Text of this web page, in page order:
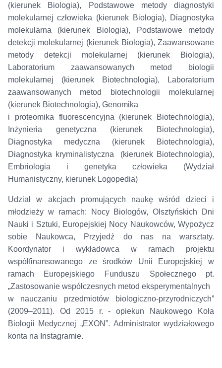
(kierunek Biologia), Podstawowe metody diagnostyki
molekularnej człowieka (kierunek Biologia), Diagnostyka
molekularna (kierunek Biologia), Podstawowe metody
detekcji molekularnej (kierunek Biologia), Zaawansowane
metody detekcji molekularnej (kierunek Biologia),
Laboratorium zaawansowanych metod biologii
molekularnej (kierunek Biotechnologia), Laboratorium
zaawansowanych metod biotechnologii molekularnej
(kierunek Biotechnologia), Genomika
i proteomika fluorescencyjna (kierunek Biotechnologia),
Inżynieria genetyczna (kierunek Biotechnologia),
Diagnostyka medyczna (kierunek Biotechnologia),
Diagnostyka kryminalistyczna (kierunek Biotechnologia),
Embriologia i genetyka człowieka (Wydział
Humanistyczny, kierunek Logopedia)
Udział w akcjach promujących naukę wśród dzieci i
młodzieży w ramach: Nocy Biologów, Olsztyńskich Dni
Nauki i Sztuki, Europejskiej Nocy Naukowców, Wypożycz
sobie Naukowca, Przyjedź do nas na warsztaty.
Koordynator i wykładowca w ramach projektu
współfinansowanego ze środków Unii Europejskiej w
ramach Europejskiego Funduszu Społecznego pt.
„Zastosowanie współczesnych metod eksperymentalnych
w nauczaniu przedmiotów biologiczno-przyrodniczych”
(2009–2011). Od 2015 r. - opiekun Naukowego Koła
Biologii Medycznej „EXON”. Administrator wydziałowego
konta na Instagramie.